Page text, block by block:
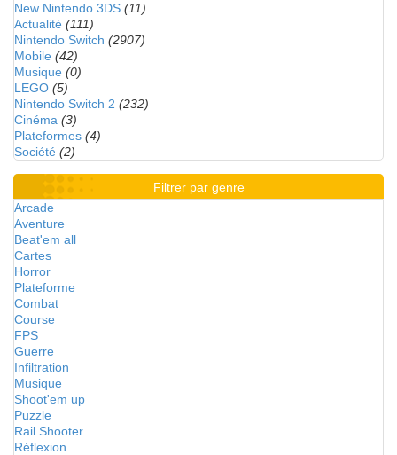
New Nintendo 3DS (11)
Actualité (111)
Nintendo Switch (2907)
Mobile (42)
Musique (0)
LEGO (5)
Nintendo Switch 2 (232)
Cinéma (3)
Plateformes (4)
Société (2)
Filtrer par genre
Arcade
Aventure
Beat'em all
Cartes
Horror
Plateforme
Combat
Course
FPS
Guerre
Infiltration
Musique
Shoot'em up
Puzzle
Rail Shooter
Réflexion